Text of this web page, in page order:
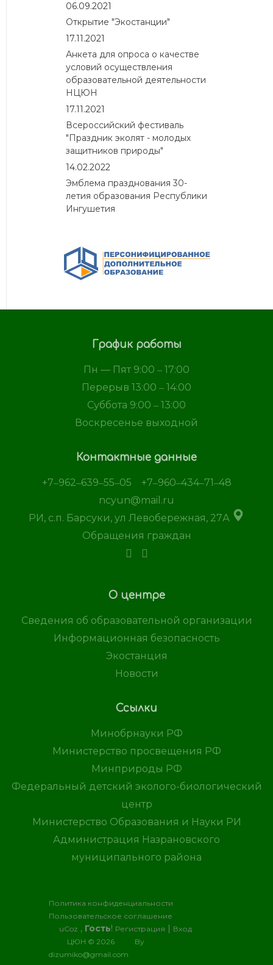
06.09.2021
Открытие "Экостанции"
17.11.2021
Анкета для опроса о качестве
условий осуществления
образовательной деятельности
НЦЮН
17.11.2021
Всероссийский фестиваль
"Праздник эколят - молодых
защитников природы"
14.02.2022
Эмблема празднования 30-
летия образования Республики
Ингушетия
О центре
Сведения об образовательной организации
Информационная безопасность
Экостанция
Новости
Ссылки
Минобрнауки РФ
Министерство просвещения РФ
Минприроды РФ
Федеральный детский эколого-биологический
центр
Министерство Образования и Науки РИ
Администрация Назрановского
муниципального района
График работы
Пн — Пят 9:00 ‒ 17:00
Перерыв 13:00 ‒ 14:00
Суббота 9:00 ‒ 13:00
Воскресенье выходной
Контактные данные
+7‒962‒639‒55‒05
+7‒960‒434‒71‒48
ncyun@mail.ru
РИ, с.п. Барсуки, ул Левобережная, 27А
Обращения граждан
Политика конфиденциальности
Пользовательское соглашение
uCoz , Гость! Регистрация
Вход
ЦЮН © 2026
By
dizumiko@gmail.com